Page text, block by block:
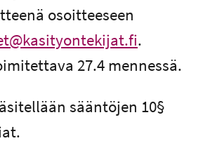
osoitteeseen
.
27.4 mennessä.
sääntöjen 10§